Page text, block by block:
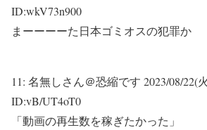
ID:wkV73n900
まーーーーた日本ゴミオスの犯罪か
11: 名無しさん＠恐縮です 2023/08/22(
ID:vB/UT4oT0
「動画の再生数を稼ぎたかった」